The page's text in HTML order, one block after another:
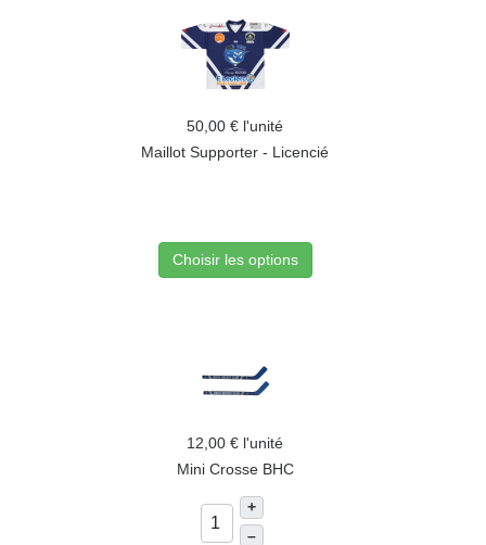
50,00 € l'unité
Maillot Supporter - Licencié
Choisir les options
12,00 € l'unité
Mini Crosse BHC
+
–